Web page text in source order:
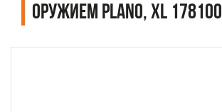
оружием PLANO, XL 178100